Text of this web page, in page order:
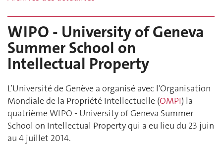
WIPO - University of Geneva
Summer School on
Intellectual Property
L’Université de Genève a organisé avec l’Organisation
Mondiale de la Propriété Intellectuelle (OMPI) la
quatrième WIPO - University of Geneva Summer
School on Intellectual Property qui a eu lieu du 23 juin
au 4 juillet 2014.